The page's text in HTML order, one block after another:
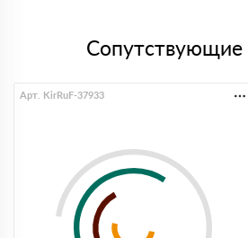
Сопутствующие
Арт. KirRuF-37933